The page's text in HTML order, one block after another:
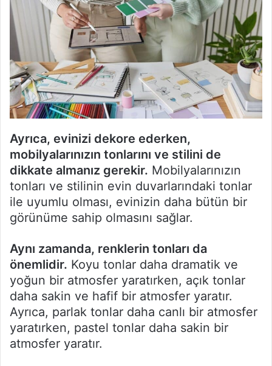
Ayrıca, evinizi dekore ederken,
mobilyalarınızın tonlarını ve stilini de
dikkate almanız gerekir. Mobilyalarınızın
tonları ve stilinin evin duvarlarındaki tonlar
ile uyumlu olması, evinizin daha bütün bir
görünüme sahip olmasını sağlar.
Aynı zamanda, renklerin tonları da
önemlidir. Koyu tonlar daha dramatik ve
yoğun bir atmosfer yaratırken, açık tonlar
daha sakin ve hafif bir atmosfer yaratır.
Ayrıca, parlak tonlar daha canlı bir atmosfer
yaratırken, pastel tonlar daha sakin bir
atmosfer yaratır.